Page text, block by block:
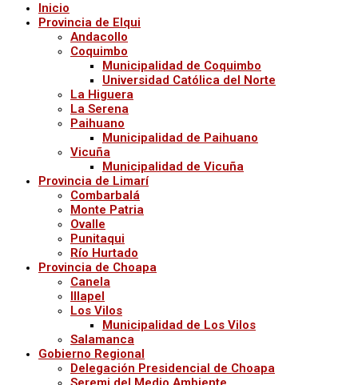
Inicio
Provincia de Elqui
Andacollo
Coquimbo
Municipalidad de Coquimbo
Universidad Católica del Norte
La Higuera
La Serena
Paihuano
Municipalidad de Paihuano
Vicuña
Municipalidad de Vicuña
Provincia de Limarí
Combarbalá
Monte Patria
Ovalle
Punitaqui
Río Hurtado
Provincia de Choapa
Canela
Illapel
Los Vilos
Municipalidad de Los Vilos
Salamanca
Gobierno Regional
Delegación Presidencial de Choapa